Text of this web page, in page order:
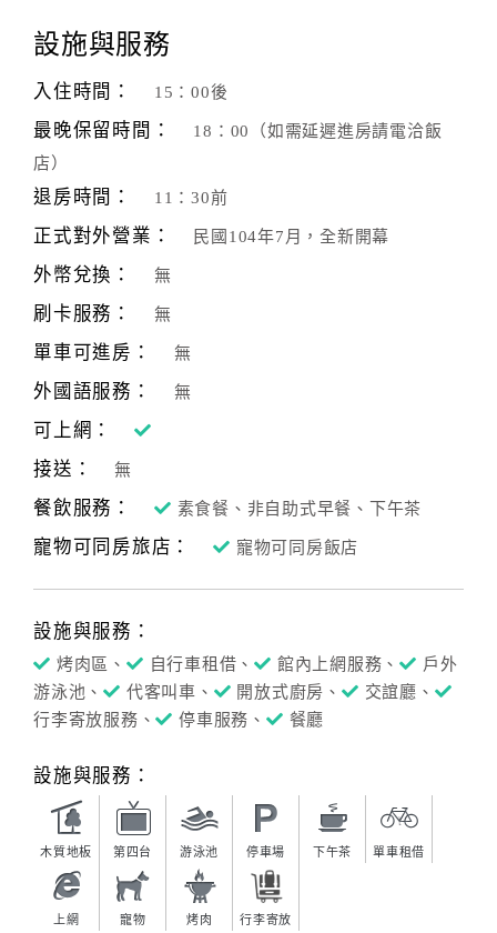
設施與服務
入住時間： 15：00後
最晚保留時間：
18：00（如需延遲進房請電洽飯
店）
退房時間： 11：30前
正式對外營業： 民國104年7月，全新開幕
外幣兌換： 無
刷卡服務： 無
單車可進房： 無
外國語服務： 無
可上網：
接送：
無
餐飲服務： 素食餐、非自助式早餐、下午茶
寵物可同房旅店： 寵物可同房飯店
設施與服務：
烤肉區、 自行車租借、 館內上網服務、
戶外
游泳池、
代客叫車、 開放式廚房、
交誼廳、
行李寄放服務、
停車服務、 餐廳
設施與服務：
木質地板 第四台 游泳池 停車場 下午茶 單車租借
上網 寵物 烤肉 行李寄放